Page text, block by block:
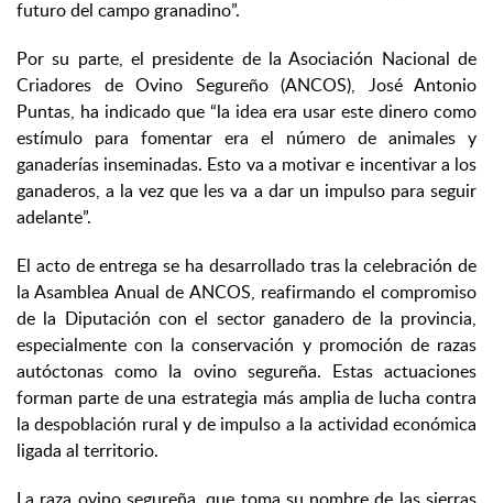
futuro del campo granadino”.
Por su parte, el presidente de la Asociación Nacional de
Criadores de Ovino Segureño (ANCOS), José Antonio
Puntas, ha indicado que “la idea era usar este dinero como
estímulo para fomentar era el número de animales y
ganaderías inseminadas. Esto va a motivar e incentivar a los
ganaderos, a la vez que les va a dar un impulso para seguir
adelante”.
El acto de entrega se ha desarrollado tras la celebración de
la Asamblea Anual de ANCOS, reafirmando el compromiso
de la Diputación con el sector ganadero de la provincia,
especialmente con la conservación y promoción de razas
autóctonas como la ovino segureña. Estas actuaciones
forman parte de una estrategia más amplia de lucha contra
la despoblación rural y de impulso a la actividad económica
ligada al territorio.